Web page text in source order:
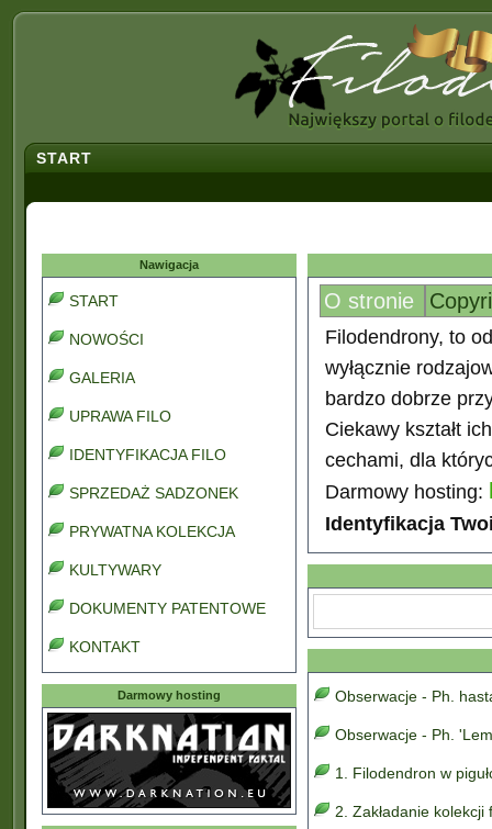
START
Nawigacja
START
NOWOŚCI
GALERIA
UPRAWA FILO
IDENTYFIKACJA FILO
SPRZEDAŻ SADZONEK
PRYWATNA KOLEKCJA
KULTYWARY
DOKUMENTY PATENTOWE
KONTAKT
Darmowy hosting
O stronie
Filodendrony, to
wyłącznie
bardzo dobrze
Ciekawy kształt
cechami, dla
Darmowy hosting:
Identyfikacja
Obserwacje - Ph.
Obserwacje - Ph.
1. Filodendron w
2. Zakładanie